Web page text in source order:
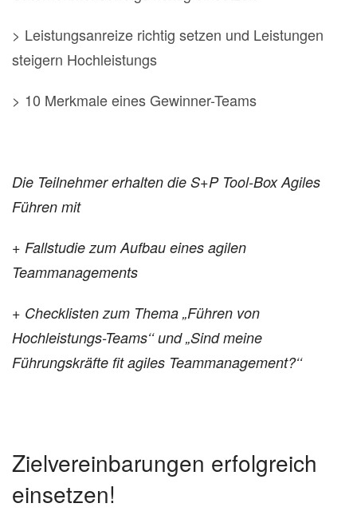
> Leistungsanreize richtig setzen und Leistungen
steigern Hochleistungs
> 10 Merkmale eines Gewinner-Teams
Die Teilnehmer erhalten die S+P Tool-Box Agiles
Führen mit
+ Fallstudie zum Aufbau eines agilen
Teammanagements
+ Checklisten zum Thema „Führen von
Hochleistungs-Teams‘‘ und „Sind meine
Führungskräfte fit agiles Teammanagement?‘‘
Zielvereinbarungen erfolgreich
einsetzen!